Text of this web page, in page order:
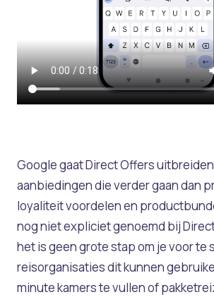
Google gaat Direct Offers
aanbiedingen die verder gaan dan
loyaliteit voordelen en
nog niet expliciet genoemd bij
het is geen grote stap om je voor te
reisorganisaties dit kunnen
minute kamers te vullen of